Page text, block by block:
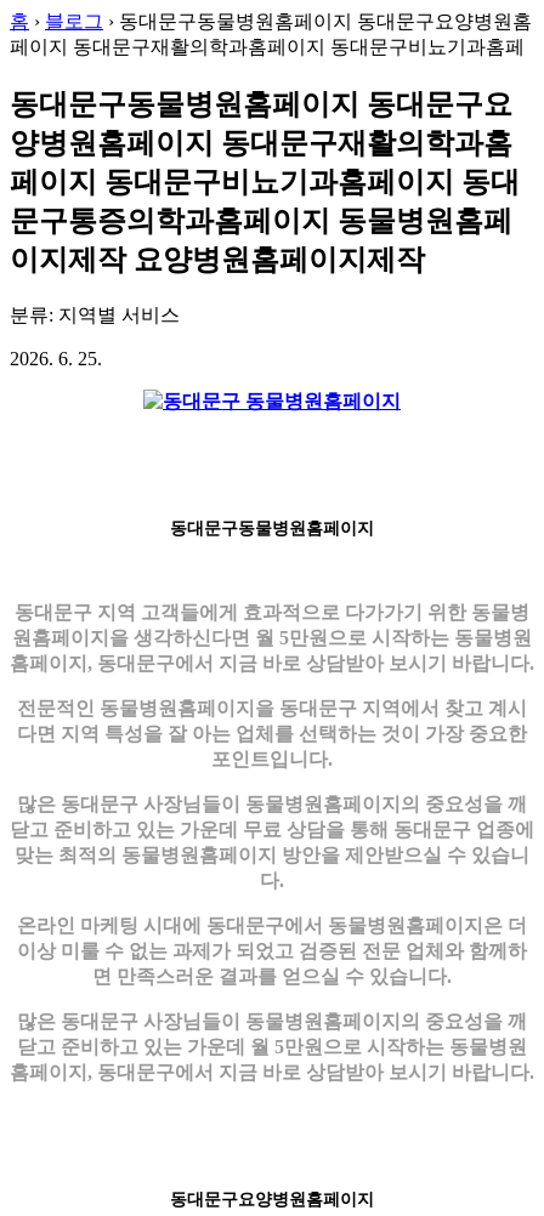
홈 › 블로그 › 동대문구동물병원홈페이지 동대문구요양병원홈
페이지 동대문구재활의학과홈페이지 동대문구비뇨기과홈페
동대문구동물병원홈페이지 동대문구요
양병원홈페이지 동대문구재활의학과홈
페이지 동대문구비뇨기과홈페이지 동대
문구통증의학과홈페이지 동물병원홈페
이지제작 요양병원홈페이지제작
분류: 지역별 서비스
2026. 6. 25.
동대문구동물병원홈페이지
동대문구 지역 고객들에게 효과적으로 다가가기 위한 동물병
원홈페이지을 생각하신다면 월 5만원으로 시작하는 동물병원
홈페이지, 동대문구에서 지금 바로 상담받아 보시기 바랍니다.
전문적인 동물병원홈페이지을 동대문구 지역에서 찾고 계시
다면 지역 특성을 잘 아는 업체를 선택하는 것이 가장 중요한
포인트입니다.
많은 동대문구 사장님들이 동물병원홈페이지의 중요성을 깨
닫고 준비하고 있는 가운데 무료 상담을 통해 동대문구 업종에
맞는 최적의 동물병원홈페이지 방안을 제안받으실 수 있습니
다.
온라인 마케팅 시대에 동대문구에서 동물병원홈페이지은 더
이상 미룰 수 없는 과제가 되었고 검증된 전문 업체와 함께하
면 만족스러운 결과를 얻으실 수 있습니다.
많은 동대문구 사장님들이 동물병원홈페이지의 중요성을 깨
닫고 준비하고 있는 가운데 월 5만원으로 시작하는 동물병원
홈페이지, 동대문구에서 지금 바로 상담받아 보시기 바랍니다.
동대문구요양병원홈페이지